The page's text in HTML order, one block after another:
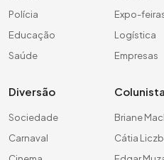
Polícia
Educação
Saúde
Expo-
Logística
Empresas
Diversão
Sociedade
Carnaval
Briane
Cátia